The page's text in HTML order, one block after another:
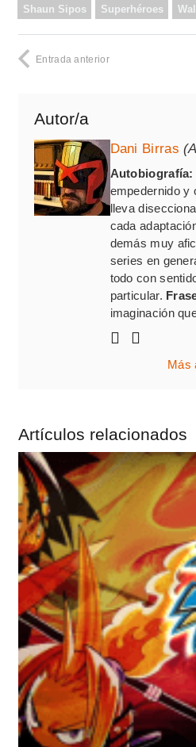
Shaun Sipos Superhéroes
Entrada anterior
Autor/a
Dani Birras
Autobiografía:
empedernido y
lleva
cada
demás muy
series en
todo con
particular.
imaginación
Más
Artículos relacionados